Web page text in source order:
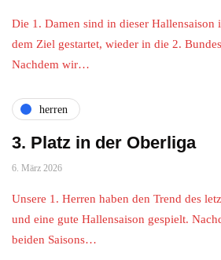
Die 1. Damen sind in dieser
dem Ziel gestartet, wieder in die 2.
Nachdem wir…
herren
3. Platz in der Oberliga
6. März 2026
Unsere 1. Herren haben den Trend des
und eine gute Hallensaison gespielt.
beiden Saisons…